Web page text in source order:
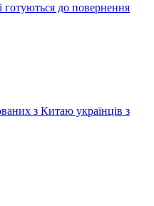
готуються до повернення
з Китаю українців з